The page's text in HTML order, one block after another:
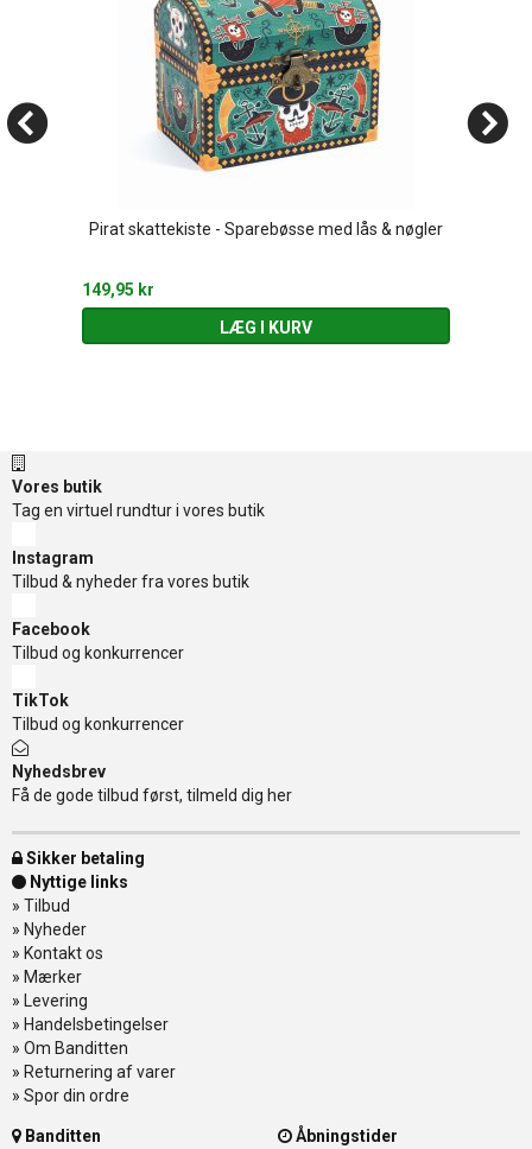
Pirat skattekiste - Sparebøsse med lås & nøgler
149,95 kr
LÆG I KURV
Vores butik
Tag en virtuel rundtur i vores butik
Instagram
Tilbud & nyheder fra vores butik
Facebook
Tilbud og konkurrencer
TikTok
Tilbud og konkurrencer
Nyhedsbrev
Få de gode tilbud først, tilmeld dig her
Sikker betaling
Nyttige links
» Tilbud
» Nyheder
» Kontakt os
» Mærker
» Levering
» Handelsbetingelser
» Om Banditten
» Returnering af varer
» Spor din ordre
Banditten Åbningstider